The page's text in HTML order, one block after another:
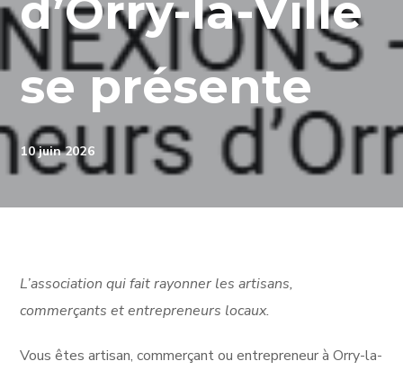
d’Orry-la-Ville
se présente
10 juin 2026
L’association qui fait rayonner les artisans,
commerçants et entrepreneurs locaux.
Vous êtes artisan, commerçant ou entrepreneur à Orry-la-